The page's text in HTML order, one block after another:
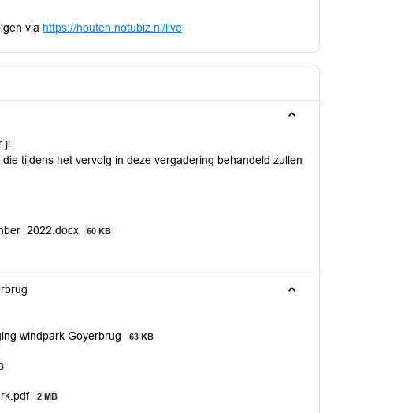
via https://houten.notubiz.nl/live
jl.
tijdens het vervolg in deze vergadering behandeld zullen
60 KB
windpark Goyerbrug
63 KB
2 MB